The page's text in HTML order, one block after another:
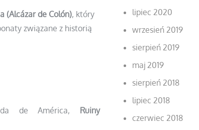
(Alcázar de Colón), który
związane z historią
de América,
Ruiny
lipiec 2020
wrzesień 2019
sierpień 2019
maj 2019
sierpień 2018
lipiec 2018
czerwiec 2018